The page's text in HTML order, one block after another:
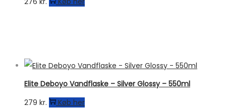
Elite Deboyo Vandflaske – Silver Glossy – 550ml
279 kr. Køb her